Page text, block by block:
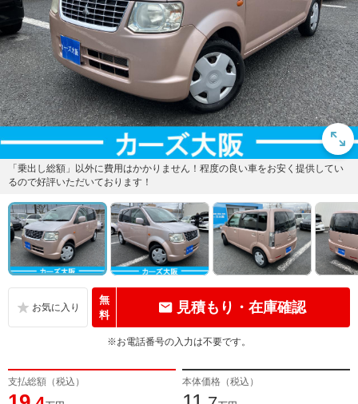
「乗出し総額」以外に費用はかかりません！程度の良い車をお安く提供してい
るので好評いただいております！
無
料
見積もり・在庫確認
※お電話番号の入力は不要です。
支払総額（税込） 本体価格（税込）